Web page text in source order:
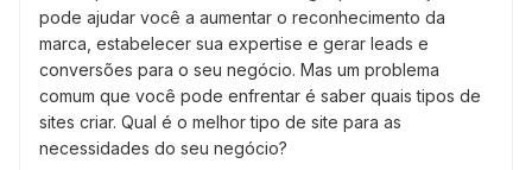
pode ajudar você a aumentar o reconhecimento da
marca, estabelecer sua expertise e gerar leads e
conversões para o seu negócio. Mas um problema
comum que você pode enfrentar é saber quais tipos de
sites criar. Qual é o melhor tipo de site para as
necessidades do seu negócio?